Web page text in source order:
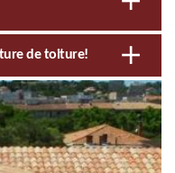
de toiture!